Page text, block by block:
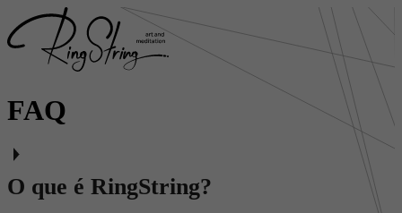
FAQ
O que é RingString?